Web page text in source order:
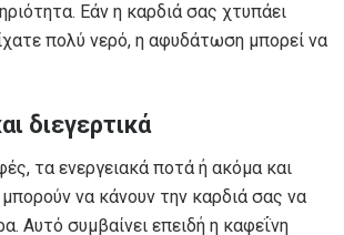
Εάν η καρδιά σας χτυπάει
πολύ νερό, η αφυδάτωση μπορεί να
διεγερτικά
τα ενεργειακά ποτά ή ακόμα και
να κάνουν την καρδιά σας να
Αυτό συμβαίνει επειδή η καφεΐνη